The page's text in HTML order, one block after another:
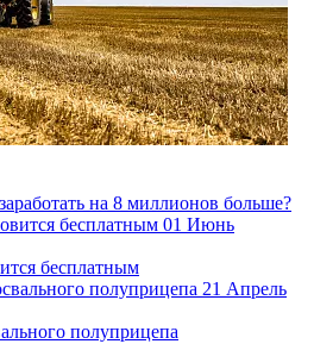
на 8 миллионов больше?
01 Июнь
бесплатным
21 Апрель
полуприцепа